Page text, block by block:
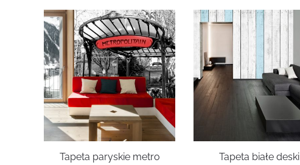
Tapeta paryskie metro Tapeta białe deski